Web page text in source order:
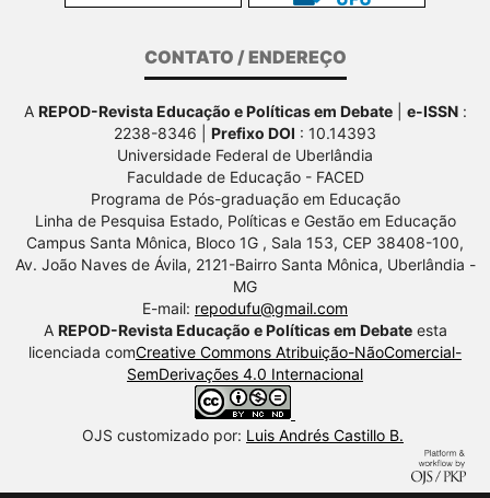
CONTATO / ENDEREÇO
A REPOD-Revista Educação e Políticas em Debate| e-ISSN:
2238-8346 | Prefixo DOI : 10.14393
Universidade Federal de Uberlândia
Faculdade de Educação - FACED
Programa de Pós-graduação em Educação
Linha de Pesquisa Estado, Políticas e Gestão em Educação
Campus Santa Mônica, Bloco 1G , Sala 153, CEP 38408-100,
Av. João Naves de Ávila, 2121-Bairro Santa Mônica, Uberlândia -
MG
E-mail: repodufu@gmail.com
A REPOD-Revista Educação e Políticas em Debateesta
licenciada comCreative Commons Atribuição-NãoComercial-
SemDerivações 4.0 Internacional
OJS customizado por: Luis Andrés Castillo B.